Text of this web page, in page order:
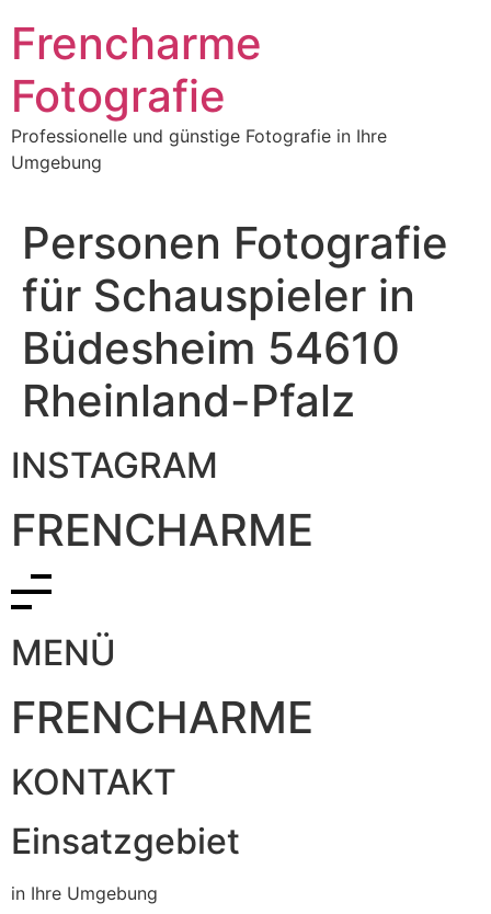
Frencharme
Fotografie
Professionelle und günstige Fotografie in Ihre
Umgebung
Personen Fotografie
für Schauspieler in
Büdesheim 54610
Rheinland-Pfalz
INSTAGRAM
FRENCHARME
MENÜ
FRENCHARME
KONTAKT
Einsatzgebiet
in Ihre Umgebung